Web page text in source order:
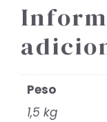
Peso
1,5 kg